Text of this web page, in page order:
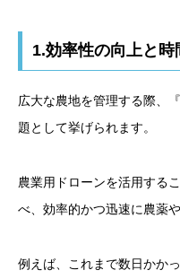
1.効率性の向上と時
広大な農地を管理する際、
題として挙げられます。
農業用ドローンを活用する
べ、効率的かつ迅速に農薬
例えば、これまで数日かか